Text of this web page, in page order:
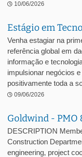
10/06/2026
Estágio em
Venha estagiar na
referência global em
informação e
impulsionar negócios
positivamente toda a
09/06/2026
Goldwind -
DESCRIPTION
Construction
engineering, project